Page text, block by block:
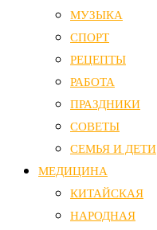
МУЗЫКА
СПОРТ
РЕЦЕПТЫ
РАБОТА
ПРАЗДНИКИ
СОВЕТЫ
СЕМЬЯ И ДЕТИ
МЕДИЦИНА
КИТАЙСКАЯ
НАРОДНАЯ